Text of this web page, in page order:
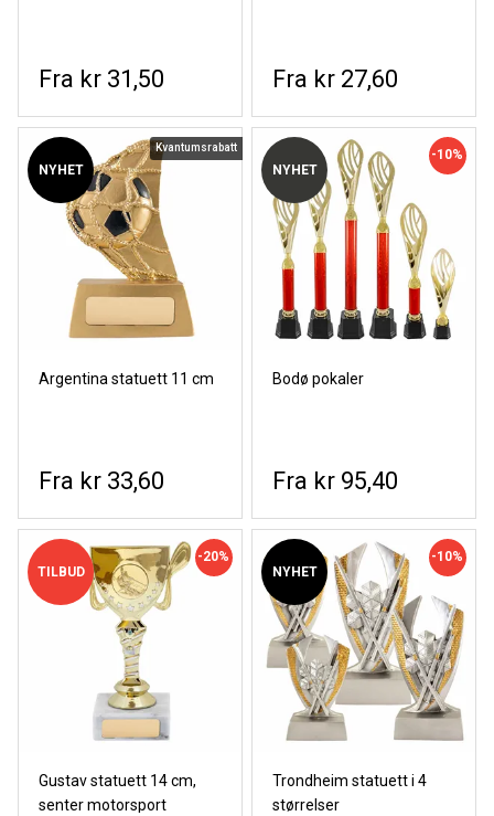
kr 31,50 kr 27,60
NYHET
Kvantumsrabatt
Argentina statuett 11 cm
kr 33,60
NYHET
Bodø pokaler
-10%
kr 95,40
TILBUD
Gustav statuett 14 cm,
senter motorsport
-20%
NYHET
Trondheim statuett i 4
størrelser
-10%